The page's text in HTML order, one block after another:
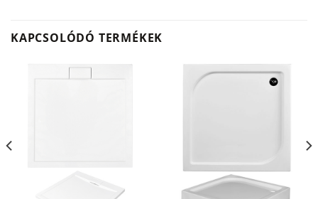
KAPCSOLÓDÓ TERMÉKEK